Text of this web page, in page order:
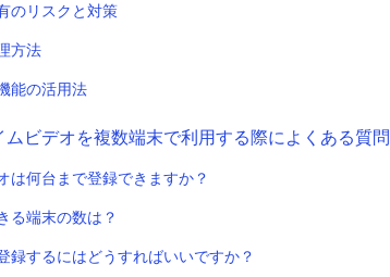
のリスクと対策
方法
能の活用法
ビデオを複数端末で利用する際によくある質問
は何台まで登録できますか？
る端末の数は？
録するにはどうすればいいですか？